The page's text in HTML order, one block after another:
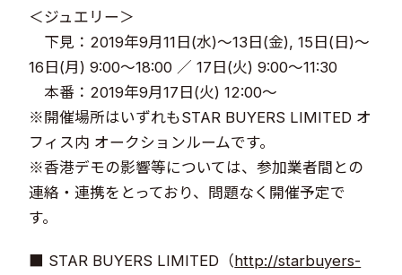
＜ジュエリー＞
下見：2019年9月11日(水)～13日(金), 15日(日)～
16日(月) 9:00～18:00 ／ 17日(火) 9:00～11:30
本番：2019年9月17日(火) 12:00～
※開催場所はいずれもSTAR BUYERS LIMITED オ
フィス内 オークションルームです。
※香港デモの影響等については、参加業者間との
連絡・連携をとっており、問題なく開催予定で
す。
■ STAR BUYERS LIMITED（http://starbuyers-